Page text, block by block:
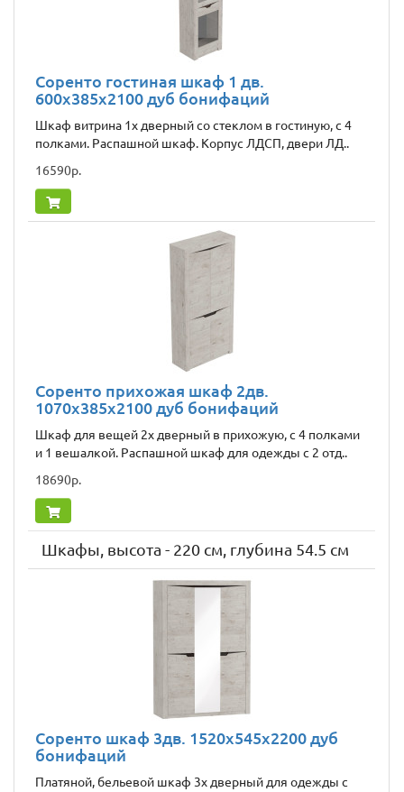
Соренто гостиная шкаф 1 дв.
600x385x2100 дуб бонифаций
Шкаф витрина 1х дверный со стеклом в гостиную, с 4
полками. Распашной шкаф. Корпус ЛДСП, двери ЛД..
16590р.
Соренто прихожая шкаф 2дв.
1070x385x2100 дуб бонифаций
Шкаф для вещей 2х дверный в прихожую, с 4 полками
и 1 вешалкой. Распашной шкаф для одежды с 2 отд..
18690р.
Шкафы, высота - 220 см, глубина 54.5 см
Соренто шкаф 3дв. 1520x545x2200 дуб
бонифаций
Платяной, бельевой шкаф 3х дверный для одежды с